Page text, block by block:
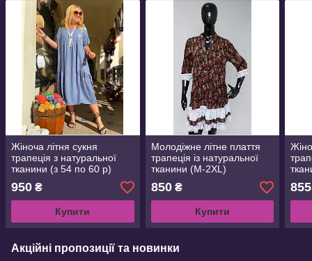
Жіноча літня сукня
трапеція з натуральної
тканини (з 54 по 60 р)
950 ₴
Купити
Молодіжне літне плаття
трапеція із натуральної
тканини (M-2XL)
850₴
Купити
855
Акційні пропозиції та новинки